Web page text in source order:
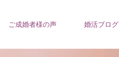
ご成婚者様の声 婚活ブログ